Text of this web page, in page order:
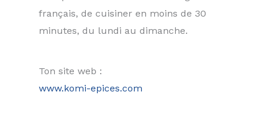
français, de cuisiner en moins de 30
minutes, du lundi au dimanche.
Ton site web :
www.komi-epices.com